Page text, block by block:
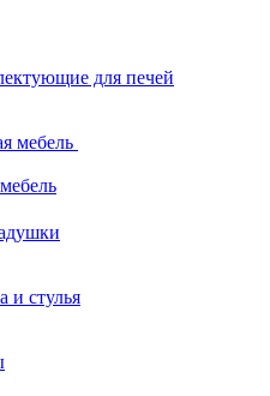
для печей
мебель
и стулья